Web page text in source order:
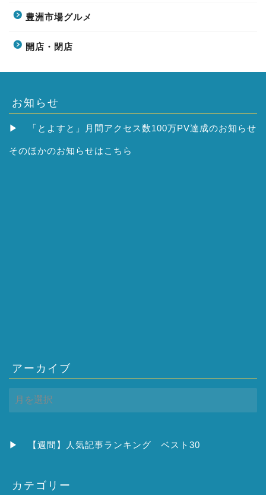
豊洲市場グルメ
開店・閉店
お知らせ
▶ 「とよすと」月間アクセス数100万PV達成のお知らせ
そのほかのお知らせはこちら
アーカイブ
ー
ブ
▶ 【週間】人気記事ランキング ベスト30
カテゴリー